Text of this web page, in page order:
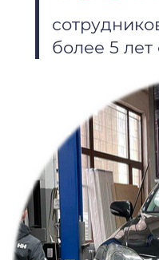
более 5 лет